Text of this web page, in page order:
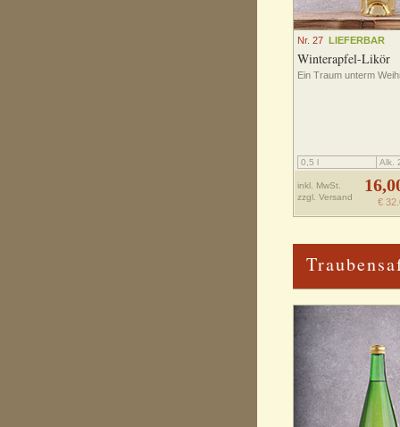
Nr. 27 LIEFERBAR
Winterapfel-Likör
Ein Traum unterm
0,5 l Alk.
inkl. MwSt.
zzgl. Versand €